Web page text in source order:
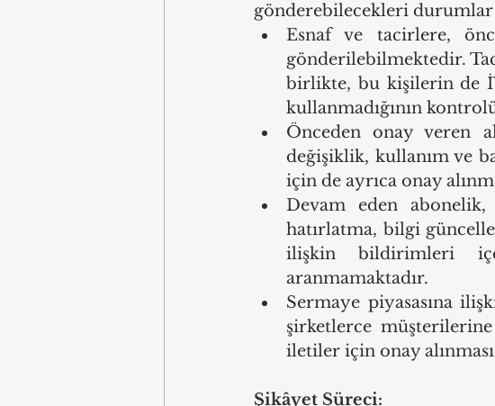
gönderebilecekleri durumlar
Esnaf ve tacirlere,
gönderilebilmektedir.
birlikte, bu kişilerin de
kullanmadığının
Önceden onay veren
değişiklik, kullanım ve
için de ayrıca onay
Devam eden
hatırlatma, bilgi
ilişkin bildirimleri
aranmamaktadır.
Sermaye piyasasına
şirketlerce
iletiler için onay
Şikâyet Süreci: